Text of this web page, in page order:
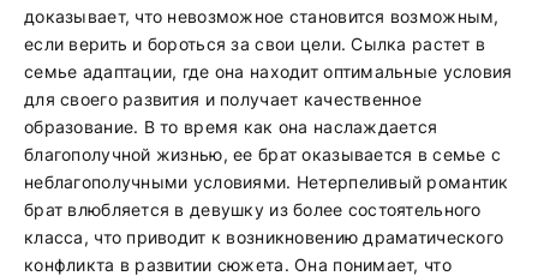
доказывает, что невозможное становится возможным,
если верить и бороться за свои цели. Сылка растет в
семье адаптации, где она находит оптимальные условия
для своего развития и получает качественное
образование. В то время как она наслаждается
благополучной жизнью, ее брат оказывается в семье с
неблагополучными условиями. Нетерпеливый романтик
брат влюбляется в девушку из более состоятельного
класса, что приводит к возникновению драматического
конфликта в развитии сюжета. Она понимает, что